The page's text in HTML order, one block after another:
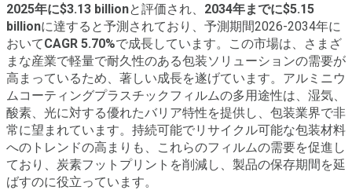
2025年に$3.13 billionと評価され、 2034年までに$5.15
billionに達すると予測されており、予測期間2026-2034年に
おいてCAGR 5.70%で成長しています。この市場は、さまざ
まな産業で軽量で耐久性のある包装ソリューションの需要が
高まっているため、著しい成長を遂げています。アルミニウ
ムコーティングプラスチックフィルムの多用途性は、湿気、
酸素、光に対する優れたバリア特性を提供し、包装業界で非
常に望まれています。持続可能でリサイクル可能な包装材料
へのトレンドの高まりも、これらのフィルムの需要を促進し
ており、炭素フットプリントを削減し、製品の保存期間を延
ばすのに役立っています。